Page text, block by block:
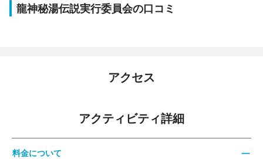
龍神秘湯伝説実行委員会の口コミ
アクセス
アクティビティ詳細
料金について